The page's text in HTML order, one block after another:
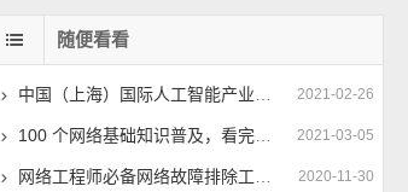
随便看看
2021-02-26
中国（上海）国际人工智能产业博览会暨人工智能技术创新与应用高峰论坛
2021-03-05
100 个网络基础知识普及，看完成半个网络高手
2020-11-30
网络工程师必备网络故障排除工具有哪些？